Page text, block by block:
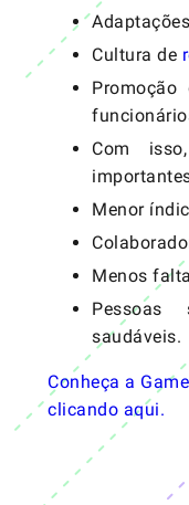
Cultura de
Com
Menor
Menos
Pessoas
saudáveis.
Conheça a
clicando aqui.